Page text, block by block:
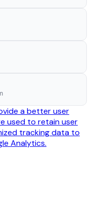
a better user
used to retain user
tracking data to
Analytics.